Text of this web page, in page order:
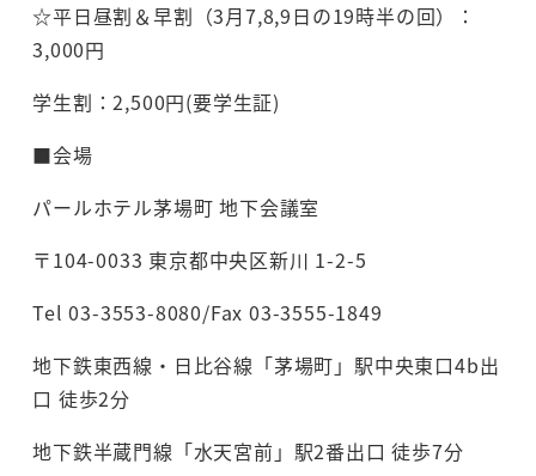
☆平日昼割＆早割（3月7,8,9日の19時半の回）：
3,000円
学生割：2,500円(要学生証)
■会場
パールホテル茅場町 地下会議室
〒104-0033 東京都中央区新川 1-2-5
Tel 03-3553-8080/Fax 03-3555-1849
地下鉄東西線・日比谷線「茅場町」駅中央東口4b出
口 徒歩2分
地下鉄半蔵門線「水天宮前」駅2番出口 徒歩7分